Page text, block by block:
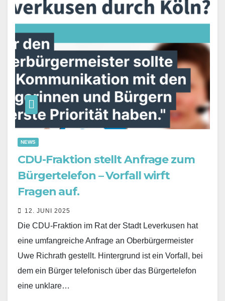
NEWS
CDU-Fraktion stellt Anfrage zum
Bürgertelefon – Vorfall wirft
Fragen auf.
12. JUNI 2025
Die CDU-Fraktion im Rat der Stadt Leverkusen hat
eine umfangreiche Anfrage an Oberbürgermeister
Uwe Richrath gestellt. Hintergrund ist ein Vorfall, bei
dem ein Bürger telefonisch über das Bürgertelefon
eine unklare…